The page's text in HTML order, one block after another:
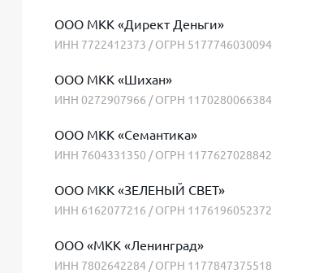
ООО МКК «Директ Деньги»
ИНН 7722412373 / ОГРН 5177746030094
ООО МКК «Шихан»
ИНН 0272907966 / ОГРН 1170280066384
ООО МКК «Семантика»
ИНН 7604331350 / ОГРН 1177627028842
ООО МКК «ЗЕЛЕНЫЙ СВЕТ»
ИНН 6162077216 / ОГРН 1176196052372
ООО «МКК «Ленинград»
ИНН 7802642284 / ОГРН 1177847375518